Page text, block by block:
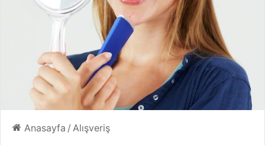
Anasayfa / Alışveriş